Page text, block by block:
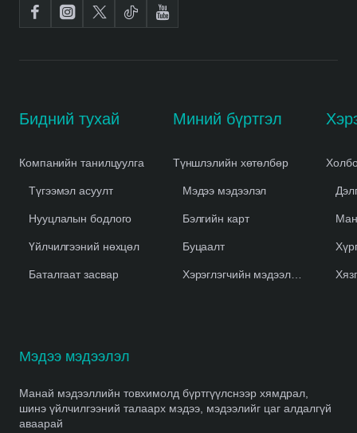
Бидний тухай
Компанийн танилцуулга
Түгээмэл асуулт
Нууцлалын бодлого
Үйлчилгээний нөхцөл
Баталгаат засвар
Миний бүртгэл
Түншлэлийн хөтөлбөр
Мэдээ мэдээлэл
Бэлгийн карт
Буцаалт
Хэрэглэгчийн мэдээлэл устгах
Мэдээ мэдээлэл
Манай мэдээллийн товхимолд бүртгүүлснээр хямдрал,
шинэ үйлчилгээний талаарх мэдээ, мэдээлийг цаг алдалгүй
аваарай